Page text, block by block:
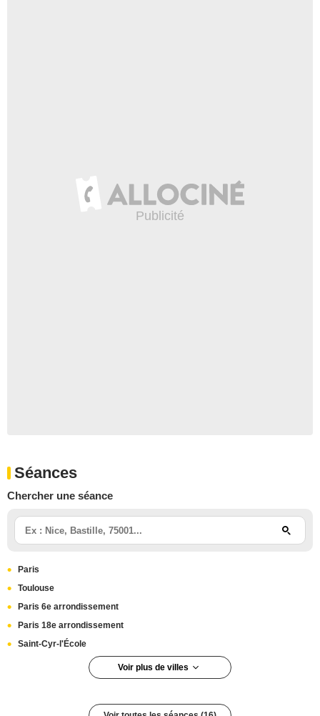
Séances
Chercher une séance
Paris
Toulouse
Paris 6e arrondissement
Paris 18e arrondissement
Saint-Cyr-l'École
Voir plus de villes